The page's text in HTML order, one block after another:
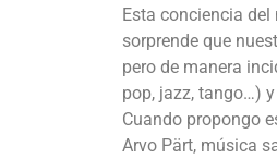
Esta conciencia
sorprende que
pero de manera
pop, jazz, tango…)
Cuando propongo
Arvo Pärt, música